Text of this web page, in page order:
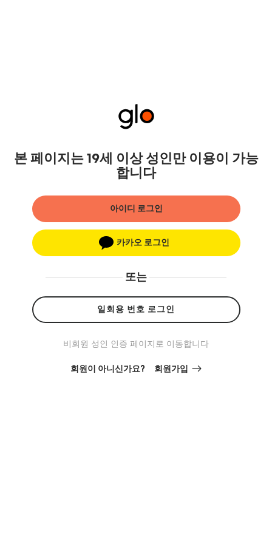
본 페이지는 19세 이상 성인만 이용이 가능
합니다
아이디 로그인
카카오 로그인
또는
일회용 번호 로그인
비회원 성인 인증 페이지로 이동합니다
회원이 아니신가요? 회원가입